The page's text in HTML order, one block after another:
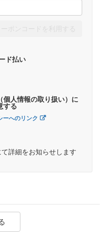
ド払い
個人情報の取り扱い）に
する
ーへのリンク
詳細をお知らせします